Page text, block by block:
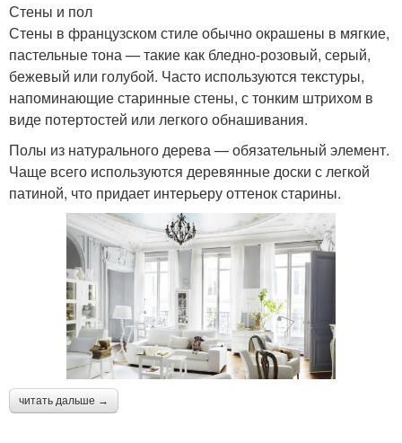
Стены и пол
Стены в французском стиле обычно окрашены в мягкие,
пастельные тона — такие как бледно-розовый, серый,
бежевый или голубой. Часто используются текстуры,
напоминающие старинные стены, с тонким штрихом в
виде потертостей или легкого обнашивания.
Полы из натурального дерева — обязательный элемент.
Чаще всего используются деревянные доски с легкой
патиной, что придает интерьеру оттенок старины.
читать дальше →